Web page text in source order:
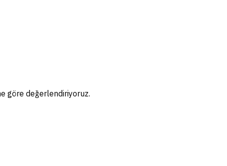
göre değerlendiriyoruz.